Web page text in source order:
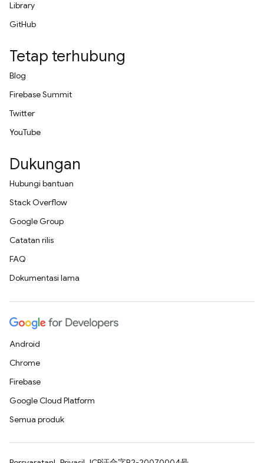
Library
GitHub
Tetap terhubung
Blog
Firebase Summit
Twitter
YouTube
Dukungan
Hubungi bantuan
Stack Overflow
Google Group
Catatan rilis
FAQ
Dokumentasi lama
Android
Chrome
Firebase
Google Cloud Platform
Semua produk